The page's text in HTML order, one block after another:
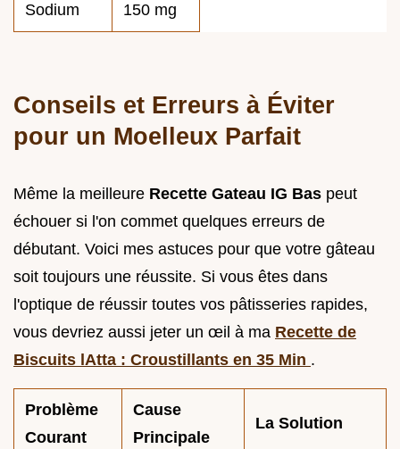
Sodium 150 mg
Conseils et Erreurs à Éviter
pour un Moelleux Parfait
Même la meilleure Recette Gateau IG Bas peut
échouer si l'on commet quelques erreurs de
débutant. Voici mes astuces pour que votre gâteau
soit toujours une réussite. Si vous êtes dans
l'optique de réussir toutes vos pâtisseries rapides,
vous devriez aussi jeter un œil à ma Recette de
Biscuits lAtta : Croustillants en 35 Min .
Problème
Courant
Cause
Principale
La Solution